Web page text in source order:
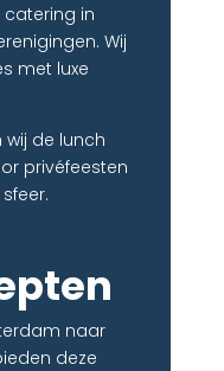
catering in
Wij
met luxe
de lunch
privéfeesten
naar
deze